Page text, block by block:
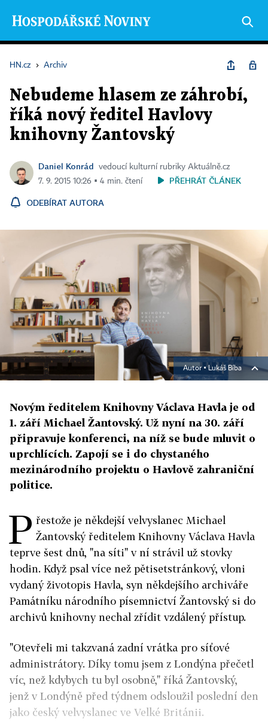
HN.cz › Archiv
Nebudeme hlasem ze záhrobí,
říká nový ředitel Havlovy
knihovny Žantovský
Daniel Konrád
vedoucí kulturní rubriky Aktuálně.cz
7. 9. 2015 10:26 ▪ 4 min. čtení
PŘEHRÁT ČLÁNEK
ODEBÍRAT AUTORA
Autor ▪Lukáš Bíba
Novým ředitelem Knihovny Václava Havla je od
1. září Michael Žantovský. Už nyní na 30. září
připravuje konferenci, na níž se bude mluvit o
uprchlících. Zapojí se i do chystaného
mezinárodního projektu o Havlově zahraniční
politice.
P řestože je někdejší velvyslanec Michael
Žantovský ředitelem Knihovny Václava Havla
teprve šest dnů, "na síti" v ní strávil už stovky
hodin. Když psal více než pětisetstránkový, vloni
vydaný životopis Havla, syn někdejšího archiváře
Památníku národního písemnictví Žantovský si do
archivů knihovny nechal zřídit vzdálený přístup.
"Otevřeli mi takzvaná zadní vrátka pro síťové
administrátory. Díky tomu jsem z Londýna přečetl
víc, než kdybych tu byl osobně," říká Žantovský,
jenž v Londýně před týdnem odsloužil poslední den
jako český velvyslanec ve Velké Británii.